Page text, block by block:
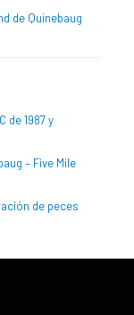
de Quinebaug
de 1987 y
– Five Mile
de peces